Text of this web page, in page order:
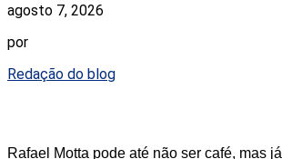
agosto 7, 2026
por
Redação do blog
Rafael Motta pode até não ser café, mas